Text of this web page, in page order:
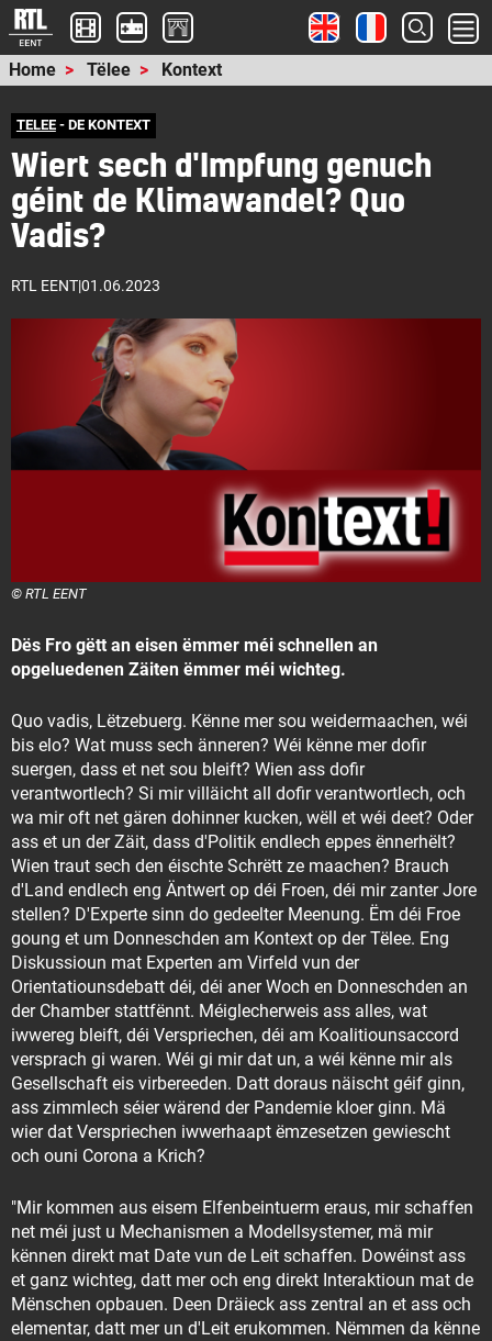
Home Tëlee Kontext
TELEE- DE KONTEXT
Wiert sech d'Impfung genuch
géint de Klimawandel? Quo
Vadis?
RTL EENT|01.06.2023
© RTL EENT
Dës Fro gëtt an eisen ëmmer méi schnellen an
opgeluedenen Zäiten ëmmer méi wichteg.
Quo vadis, Lëtzebuerg. Kënne mer sou weidermaachen, wéi
bis elo? Wat muss sech änneren? Wéi kënne mer dofir
suergen, dass et net sou bleift? Wien ass dofir
verantwortlech? Si mir villäicht all dofir verantwortlech, och
wa mir oft net gären dohinner kucken, wëll et wéi deet? Oder
ass et un der Zäit, dass d'Politik endlech eppes ënnerhëlt?
Wien traut sech den éischte Schrëtt ze maachen? Brauch
d'Land endlech eng Äntwert op déi Froen, déi mir zanter Jore
stellen? D'Experte sinn do gedeelter Meenung. Ëm déi Froe
goung et um Donneschden am Kontext op der Tëlee. Eng
Diskussioun mat Experten am Virfeld vun der
Orientatiounsdebatt déi, déi aner Woch en Donneschden an
der Chamber stattfënnt. Méiglecherweis ass alles, wat
iwwereg bleift, déi Verspriechen, déi am Koalitiounsaccord
versprach gi waren. Wéi gi mir dat un, a wéi kënne mir als
Gesellschaft eis virbereeden. Datt doraus näischt géif ginn,
ass zimmlech séier wärend der Pandemie kloer ginn. Mä
wier dat Verspriechen iwwerhaapt ëmzesetzen gewiescht
och ouni Corona a Krich?
"Mir kommen aus eisem Elfenbeintuerm eraus, mir schaffen
net méi just u Mechanismen a Modellsystemer, mä mir
kënnen direkt mat Date vun de Leit schaffen. Dowéinst ass
et ganz wichteg, datt mer och eng direkt Interaktioun mat de
Mënschen opbauen. Deen Dräieck ass zentral an et ass och
elementar, datt mer un d'Leit erukommen. Nëmmen da kënne